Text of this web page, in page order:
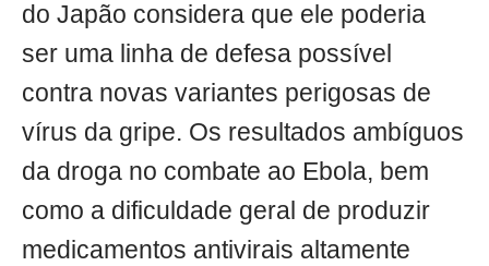
do Japão considera que ele poderia
ser uma linha de defesa possível
contra novas variantes perigosas de
vírus da gripe. Os resultados ambíguos
da droga no combate ao Ebola, bem
como a dificuldade geral de produzir
medicamentos antivirais altamente